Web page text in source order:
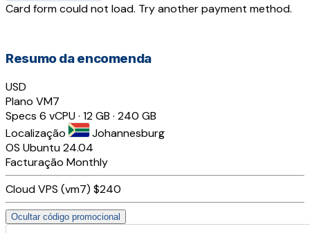
Card form could not load. Try another payment method.
Resumo da encomenda
USD
Plano VM7
Specs 6 vCPU · 12 GB · 240 GB
Localização
Johannesburg
OS Ubuntu 24.04
Facturação Monthly
Cloud VPS (vm7) $240
Ocultar código promocional